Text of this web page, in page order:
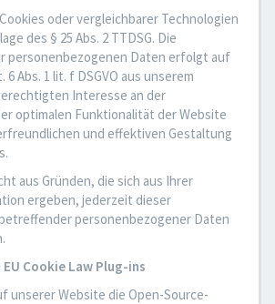
oder vergleichbarer Technologien
des § 25 Abs. 2 TTDSG. Die
personenbezogenen Daten erfolgt auf
6 Abs. 1 lit. f DSGVO aus unserem
Interesse an der
optimalen Funktionalität der Website
und effektiven Gestaltung
aus Gründen, die sich aus Ihrer
ergeben, jederzeit dieser
personenbezogener Daten
Cookie Law Plug-ins
unserer Website die Open-Source-